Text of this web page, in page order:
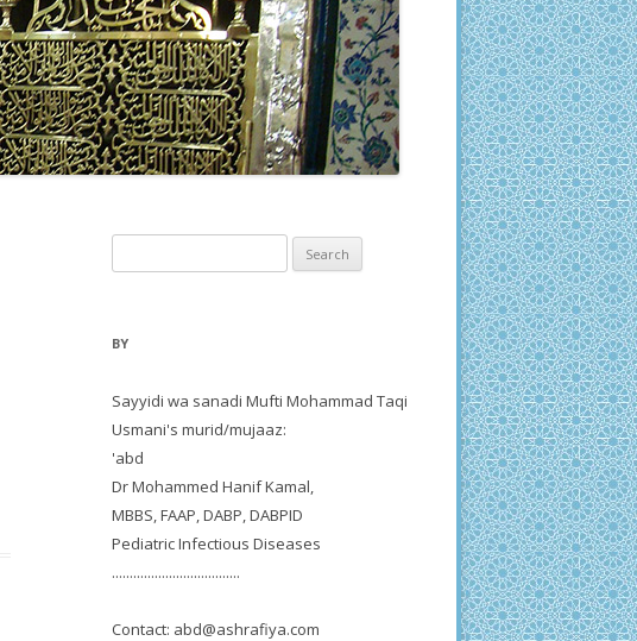
for:
BY
Sayyidi wa sanadi Mufti Mohammad Taqi
Usmani's murid/mujaaz:
'abd
Dr Mohammed Hanif Kamal,
MBBS, FAAP, DABP, DABPID
Pediatric Infectious Diseases
....................................
Contact: abd@ashrafiya.com